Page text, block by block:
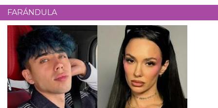
FARÁNDULA